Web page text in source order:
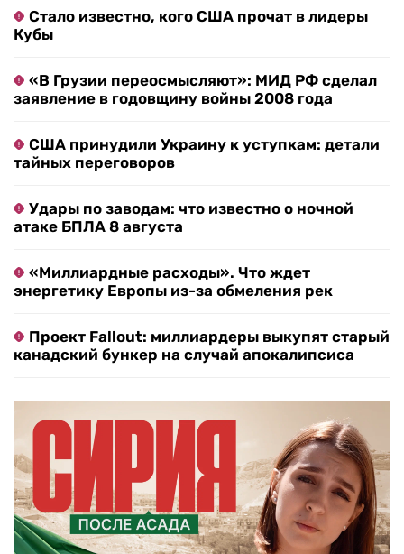
Стало известно, кого США прочат в лидеры
Кубы
«В Грузии переосмысляют»: МИД РФ сделал
заявление в годовщину войны 2008 года
США принудили Украину к уступкам: детали
тайных переговоров
Удары по заводам: что известно о ночной
атаке БПЛА 8 августа
«Миллиардные расходы». Что ждет
энергетику Европы из-за обмеления рек
Проект Fallout: миллиардеры выкупят старый
канадский бункер на случай апокалипсиса